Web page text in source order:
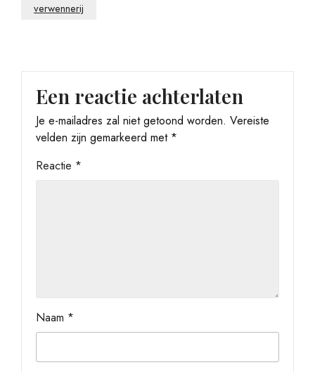
verwennerij
Een reactie achterlaten
Je e-mailadres zal niet getoond worden. Vereiste
velden zijn gemarkeerd met *
Reactie *
Naam *